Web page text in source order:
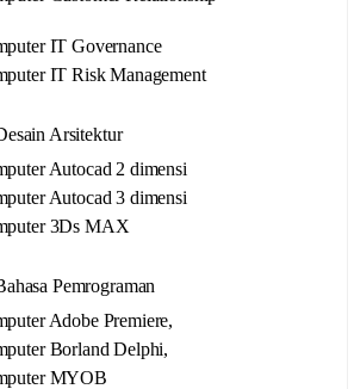
IT Governance
IT Risk Management
Arsitektur
Autocad 2 dimensi
Autocad 3 dimensi
3Ds MAX
Pemrograman
Adobe Premiere,
Borland Delphi,
MYOB